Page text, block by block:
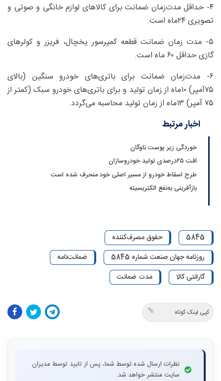
۴- حداقل مدت‌زمان ضمانت برای کالاهای لوازم خانگی و صوتی و
تصویری ۲۴ماه است.
۵- مدت زمان ضمانت قطعه کمپرسور یخچال، فریزر و کولرهای
گازی حداقل ۶۰ ماه است.
۶- مدت‌زمان ضمانت برای باتری‌های خودرو سنگین (بالای
۷۵آمپر) ۱۰ماه از زمان تولید و برای باتری‌های خودرو سبک (کمتر از
۷۵ آمپر) ۱۳ماه از زمان تولید محاسبه می‌گردد.
اخبار مرتبط
خوردگی زیر پوست ناوگان
افت ۲۵‌درصدی تولید خودروسازان
طرح اسقاط خودرو از مسیر اصلی خود منحرف شده است
بازآفرینی به‌نفع الکتریسیته
5845
حقوق مصرف‌کننده
روزنامه جهان صنعت شماره 5845
ضمانت‌نامه
گارانتی کالا
مدت ضمانت
کپی لینک کوتاه
نظرات ارسال شده توسط شما، پس از تایید توسط مدیران
سایت منتشر خواهد شد.